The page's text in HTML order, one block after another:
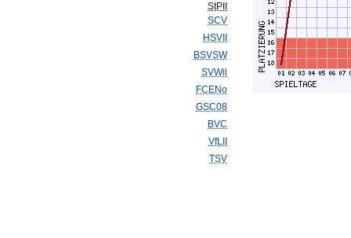
StPII
SCV
HSVII
BSVSW
SVWil
FCENo
GSC08
BVC
VfLII
TSV